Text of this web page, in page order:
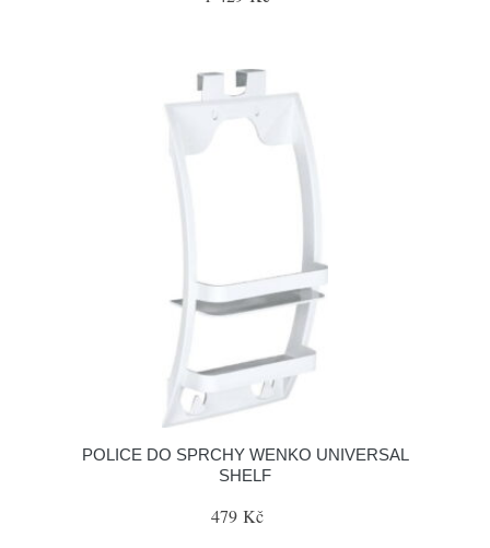
POLICE DO SPRCHY WENKO UNIVERSAL
SHELF
479 Kč